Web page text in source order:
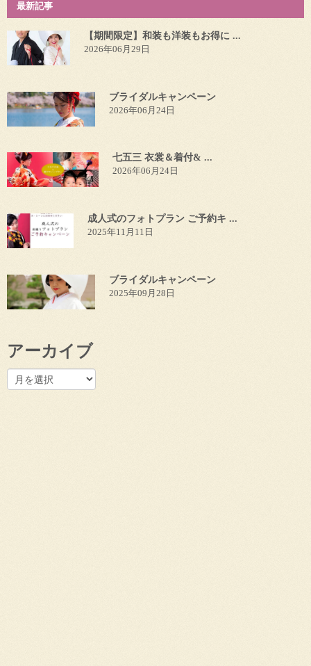
最新記事
【期間限定】和装も洋装もお得に ...
2026年06月29日
ブライダルキャンペーン
2026年06月24日
七五三 衣裳＆着付& ...
2026年06月24日
成人式のフォトプラン ご予約キ ...
2025年11月11日
ブライダルキャンペーン
2025年09月28日
アーカイブ